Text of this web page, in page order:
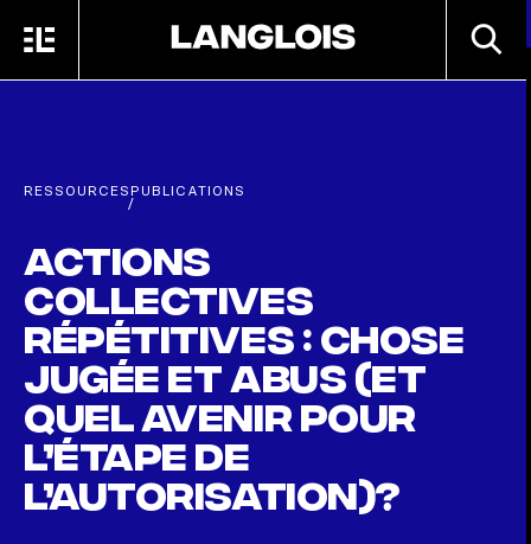
MENU
RESSOURCES
/
PUBLICATIONS
Actions
collectives
répétitives : chose
jugée et abus (et
quel avenir pour
l’étape de
l’autorisation)?